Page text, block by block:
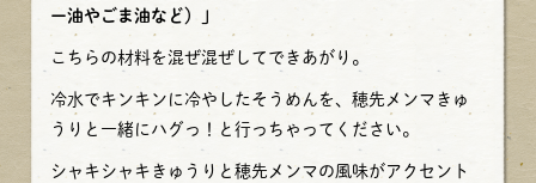
ー油やごま油など）」
こちらの材料を混ぜ混ぜしてできあがり。
冷水でキンキンに冷やしたそうめんを、穂先メンマきゅ
うりと一緒にハグっ！と行っちゃってください。
シャキシャキきゅうりと穂先メンマの風味がアクセント